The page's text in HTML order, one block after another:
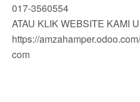
017-3560554
ATAU KLIK WEBSITE KAMI
https://
com